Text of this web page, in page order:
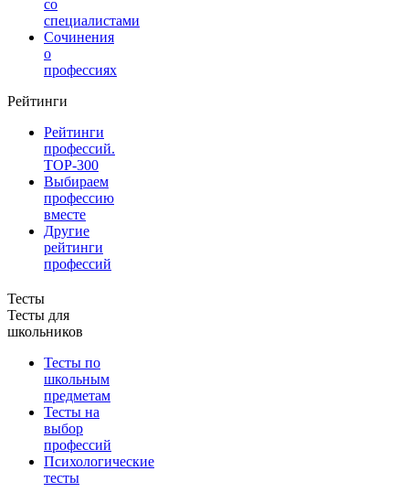
со
специалистами
Сочинения
о
профессиях
Рейтинги
Рейтинги
профессий.
TOP-300
Выбираем
профессию
вместе
Другие
рейтинги
профессий
Тесты
Тесты для
школьников
Тесты по
школьным
предметам
Тесты на
выбор
профессий
Психологические
тесты